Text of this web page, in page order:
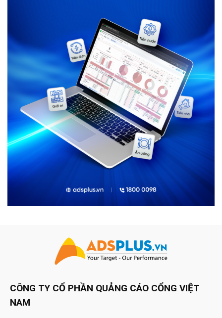
CÔNG TY CỔ PHẦN QUẢNG CÁO CỔNG VIỆT
NAM